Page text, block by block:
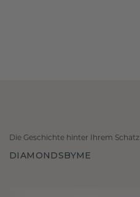
Die Geschichte hinter Ihrem Schatz
DIAMONDSBYME